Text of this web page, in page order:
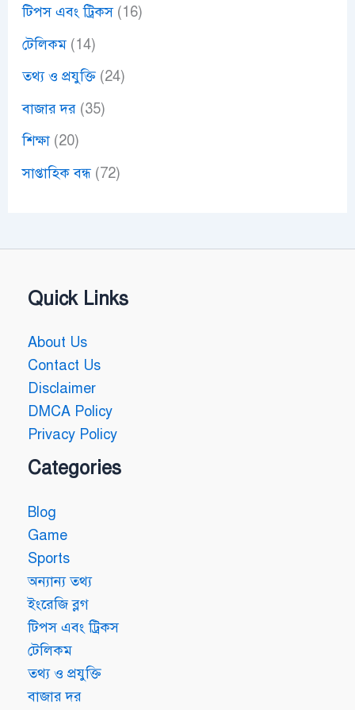
টিপস এবং ট্রিকস(16)
টেলিকম(14)
তথ্য ও প্রযুক্তি(24)
বাজার দর(35)
শিক্ষা(20)
সাপ্তাহিক বন্ধ(72)
Quick Links
About Us
Contact Us
Disclaimer
DMCA Policy
Privacy Policy
Categories
Blog
Game
Sports
অন্যান্য তথ্য
ইংরেজি ব্লগ
টিপস এবং ট্রিকস
টেলিকম
তথ্য ও প্রযুক্তি
বাজার দর